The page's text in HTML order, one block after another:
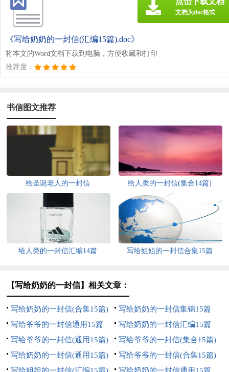
《写给奶奶的一封信(汇编15篇).doc》
将本文的Word文档下载到电脑，方便收藏和打印
推荐度：
文档为doc格式
书信图文推荐
给圣诞老人的一封信 给人类的一封信(集合14篇)
给人类的一封信汇编14篇 写给姐姐的一封信合集15篇
【写给奶奶的一封信】相关文章：
写给奶奶的一封信(合集15篇)
写给奶奶的一封信集锦15篇
写给爷爷的一封信通用15篇
写给奶奶的一封信汇编15篇
写给爷爷的一封信(通用15篇)
写给爷爷的一封信(集合15篇)
写给奶奶的一封信(通用15篇)
写给爷爷的一封信(合集15篇)
写给姐姐的一封信(汇编15篇)
写给奶奶的一封信通用15篇